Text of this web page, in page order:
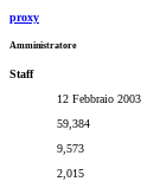
proxy
Amministratore
Staff
12 Febbraio 2003
59,384
9,573
2,015